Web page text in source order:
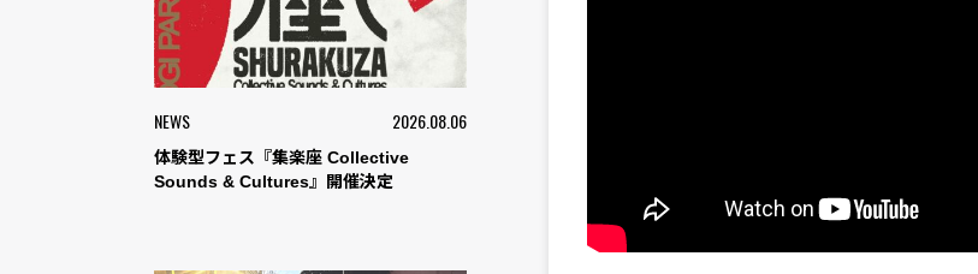
NEWS 2026.08.06
体験型フェス『集楽座 Collective
Sounds & Cultures』開催決定